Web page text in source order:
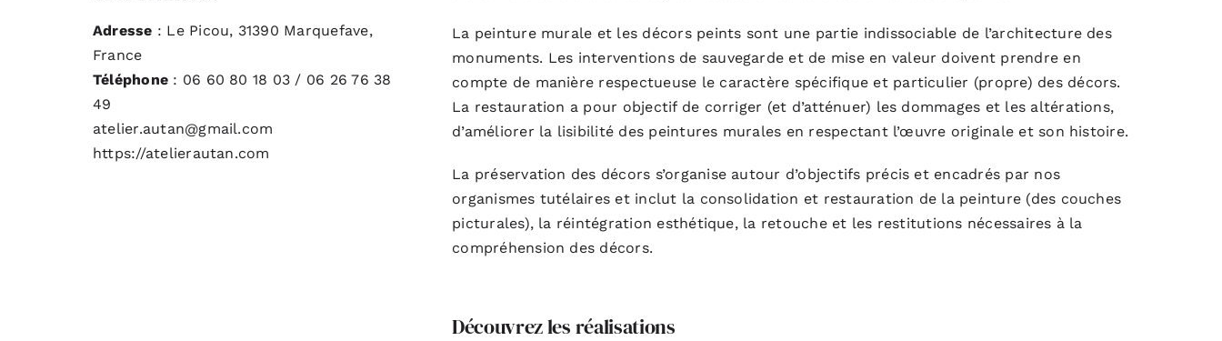
Adresse : Le Picou, 31390 Marquefave,
France
Téléphone : 06 60 80 18 03 / 06 26 76 38
49
atelier.autan@gmail.com
https://atelierautan.com
La peinture murale et les décors peints sont une partie indissociable de l’architecture des
monuments. Les interventions de sauvegarde et de mise en valeur doivent prendre en
compte de manière respectueuse le caractère spécifique et particulier (propre) des décors.
La restauration a pour objectif de corriger (et d’atténuer) les dommages et les altérations,
d’améliorer la lisibilité des peintures murales en respectant l’œuvre originale et son histoire.
La préservation des décors s’organise autour d’objectifs précis et encadrés par nos
organismes tutélaires et inclut la consolidation et restauration de la peinture (des couches
picturales), la réintégration esthétique, la retouche et les restitutions nécessaires à la
compréhension des décors.
Découvrez les réalisations